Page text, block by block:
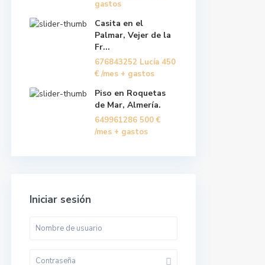
gastos
Casita en el
Palmar, Vejer de la
Fr...
676843252 Lucía 450
€ /mes + gastos
Piso en Roquetas
de Mar, Almería.
649961286 500 €
/mes + gastos
Iniciar sesión